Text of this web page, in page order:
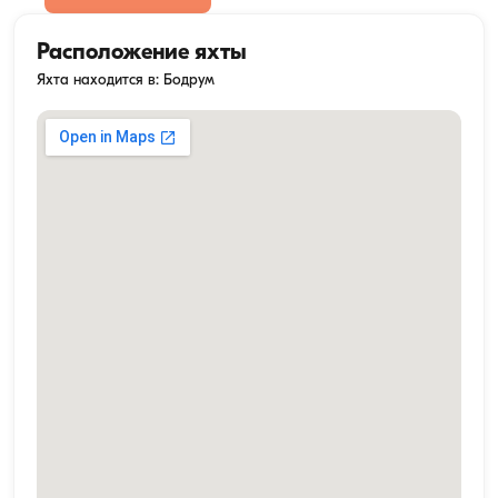
Расположение яхты
Яхта находится в: Бодрум